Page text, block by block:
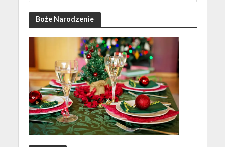
Boże Narodzenie